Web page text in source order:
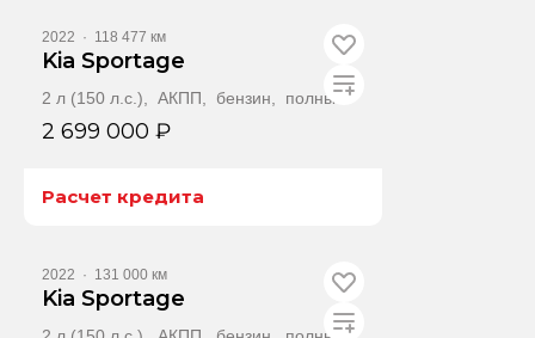
2022 · 118 477 км
Kia Sportage
2 л (150 л.с.), АКПП, бензин, полный
2 699 000 ₽
Расчет кредита
2022 · 131 000 км
Kia Sportage